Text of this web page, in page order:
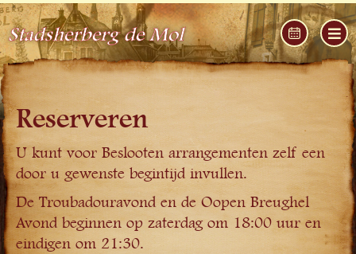
Stadsherberg de Mol
Reserveren
U kunt voor Beslooten arrangementen zelf een
door u gewenste begintijd invullen.
De Troubadouravond en de Oopen Breughel
Avond beginnen op zaterdag om 18:00 uur en
eindigen om 21:30.